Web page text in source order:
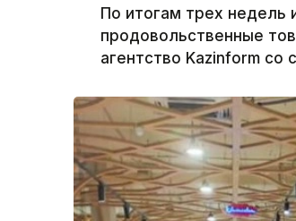
По итогам трех недель
продовольственные
агентство Kazinform со